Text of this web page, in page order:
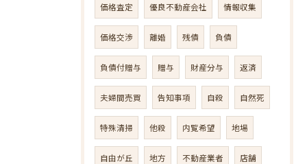
価格査定 優良不動産会社 情報収集
価格交渉 離婚 残債 負債
負債付贈与 贈与 財産分与 返済
夫婦間売買 告知事項 自殺 自然死
特殊清掃 他殺 内覧希望 地場
自由が丘 地方 不動産業者 店舗